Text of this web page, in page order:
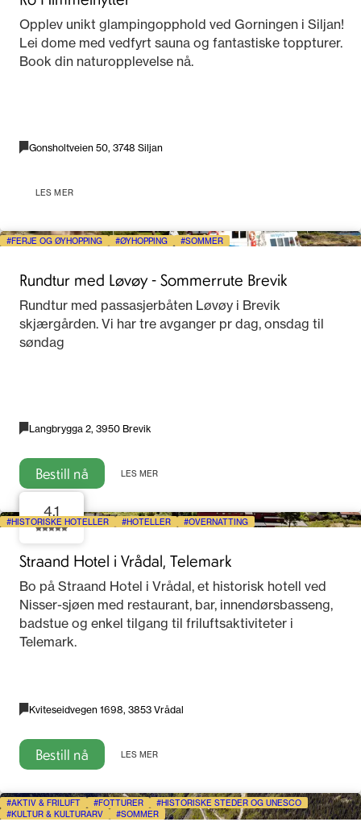
Opplev unikt glampingopphold ved Gorningen i Siljan!
Lei dome med vedfyrt sauna og fantastiske toppturer.
Book din naturopplevelse nå.
Gonsholtveien 50, 3748 Siljan
LES MER
FERJE OG ØYHOPPING ØYHOPPING SOMMER
Rundtur med Løvøy - Sommerrute Brevik
Rundtur med passasjerbåten Løvøy i Brevik
skjærgården. Vi har tre avganger pr dag, onsdag til
søndag
Langbrygga 2, 3950 Brevik
Bestill nå LES MER
HISTORISKE HOTELLER HOTELLER OVERNATTING
4.1
Straand Hotel i Vrådal, Telemark
Bo på Straand Hotel i Vrådal, et historisk hotell ved
Nisser-sjøen med restaurant, bar, innendørsbasseng,
badstue og enkel tilgang til friluftsaktiviteter i
Telemark.
Kviteseidvegen 1698, 3853 Vrådal
Bestill nå LES MER
AKTIV & FRILUFT FOTTURER
HISTORISKE STEDER OG UNESCO
KULTUR & KULTURARV
SOMMER